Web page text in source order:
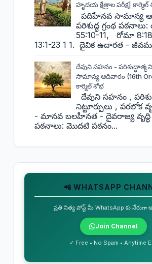
హృదయ క్షేత్రాల పరీక్ష|
పదిహేనవ సామాన్య
పరిశుద్ధ గ్రంథ
55:10-11, రోమా
13:1-23 1 1. దైవిక ఉదారత -
దేవుని సహనం - పరిశుద్ధాత్మ
సామాన్య ఆదివారం (16th
కార్మెల్ శోభ
దేవుని సహనం ,
నిట్టూర్పులు , పరలోక
- మానవ బలహీనత - దైవరాజ్య వృద్ధి
పఠనాలు: మొదటి పఠనం...
📲 WHATSAPP
ప్రతి నిత్య పోస్ట్ మీ WhatsApp కు నేరుగా
Join Channel
✓ Free • No Spam • Anytime